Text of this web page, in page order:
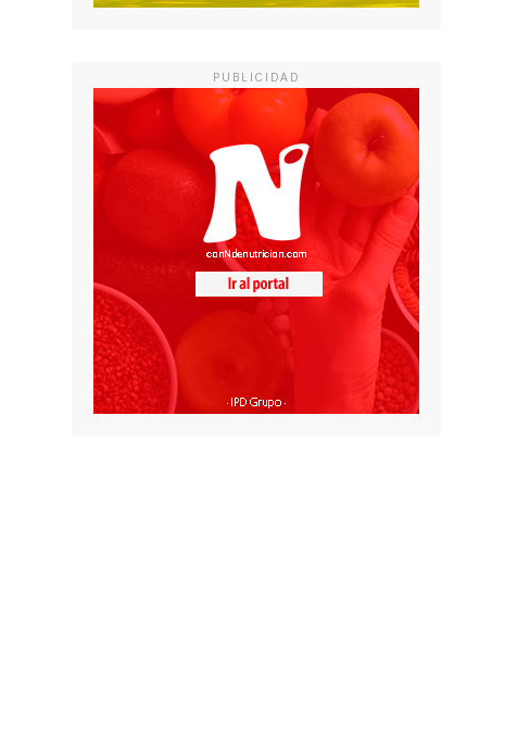
PUBLICIDAD